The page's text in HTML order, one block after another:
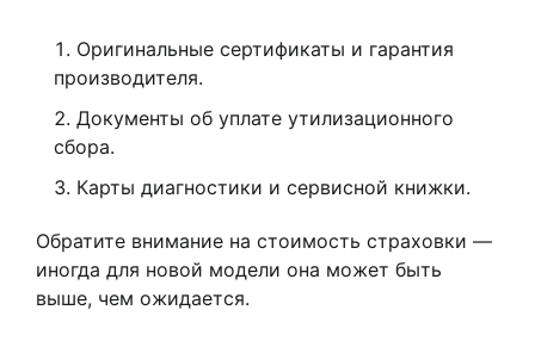
Оригинальные сертификаты и гарантия
производителя.
Документы об уплате утилизационного
сбора.
Карты диагностики и сервисной книжки.
Обратите внимание на стоимость страховки —
иногда для новой модели она может быть
выше, чем ожидается.